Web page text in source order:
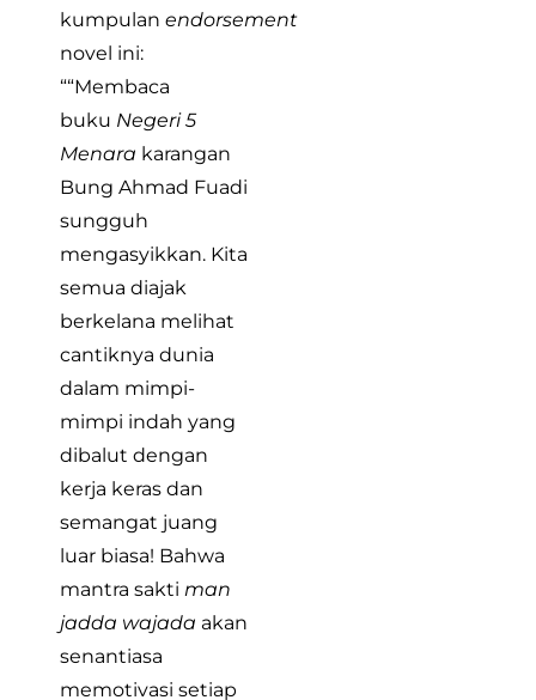
kumpulan endorsement
novel ini:
““Membaca
buku Negeri 5
Menara karangan
Bung Ahmad Fuadi
sungguh
mengasyikkan. Kita
semua diajak
berkelana melihat
cantiknya dunia
dalam mimpi-
mimpi indah yang
dibalut dengan
kerja keras dan
semangat juang
luar biasa! Bahwa
mantra sakti man
jadda wajada akan
senantiasa
memotivasi setiap